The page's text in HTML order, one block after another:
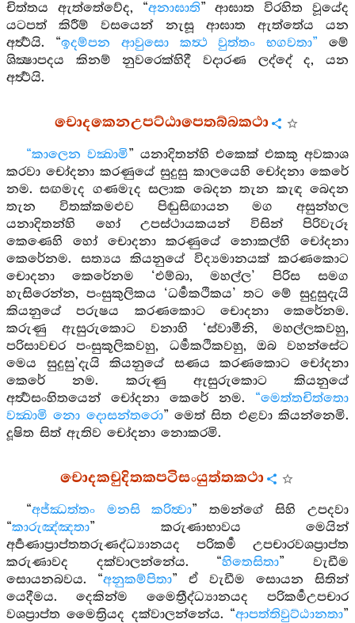
චිත්තය ඇත්තේවේද, “අනාඝාති” ආඝාත විරහිත වූයේද
යටපත් කිරීම් වසයෙන් නැසූ ආඝාත ඇත්තේය යන
අර්‍ත්‍ථයි. “ඉදම්පන ආවුසො කත්‍ථ වුත්තං භගවතා”මේ
ශික්‍ෂාපදය කිනම් නුවරෙක්හිදී වදාරණ ලද්දේ ද, යන
අර්‍ත්‍ථයි.
චොදකෙනඋපට්ඨාපෙතබ්බකථා
“කාලෙන වක්‍ඛාමි” යනාදිතන්හි එකෙක් එකකු අවකාශ
කරවා චෝදනා කරණුයේ සුදුසු කාලයෙහි චෝදනා කෙරේ
නම. සඟමැද ගණමැද සලාක බෙදන තැන කැඳ බෙදන
තැන විතක්කමළුව පිඬුසිඟායන මග අසුන්හල
යනාදිතන්හි හෝ උපස්ථායකයන් විසින් පිරිවැරූ
කෙණෙහි හෝ චොදනා කරණුයේ නොකල්හි චෝදනා
කෙරේනම. සත්‍යය කියනුයේ විද්‍යමානයක් කරණකොට
චොදනා කෙරේනම ‘එම්බා, මහල්ල’ පිරිස සමග
හැසිරෙන්න, පංසුකුලිකය ‘ධර්‍මකථිකය’ තට මේ සුදුසුදැයි
කියනුයේ පරුෂය කරණකොට චොදනා කෙරේනම.
කරුණු ඇසුරුකොට වනාහි ‘ස්වාමීනි, මහල්ලකවහු,
පරිසාවචර පංසුකූලිකවහු, ධර්‍මකථිකවහු, ඔබ වහන්සේට
මෙය සුදුසු’දැයි කියනුයේ සණය කරණකොට චෝදනා
කෙරේ නම. කරුණු ඇසුරුකොට කියනුයේ
අර්‍ත්‍ථසංහිතයෙන් චෝදනා කෙරේ නම. “මෙත්තචිත්තො
වක්‍ඛාමි නො දොසන්තරො” මෙත් සිත එළවා කියන්නෙමි.
දූෂිත සිත් ඇතිව චෝදනා නොකරමි.
චොදකචුදිතකපටිසංයුත්තකථා
“අජ්ඣත්තං මනසි කරිත්‍වා” තමන්ගේ සිහි උපදවා
“කාරුඤ්ඤතා” කරුණාභාවය මෙයින්
අර්‍පණාප්‍රාප්තතරුණද්ධ්‍යානයද පරිකර්‍ම උපචාරවශප්‍රාප්ත
කරුණාවද දක්වාලන්නේය. “හිතෙසිතා” වැඩීම
සොයනබවය. “අනුකම්පිතා” ඒ වැඩීම සොයන සිතින්
යෙදීමය. දෙකින්ම මෛත්‍රීද්ධ්‍යානයද පරිකර්‍මඋපචාර
වශප්‍රාප්ත මෛත්‍රියද දක්වාලන්නේය. “ආපත්තිවුට්ඨානතා”